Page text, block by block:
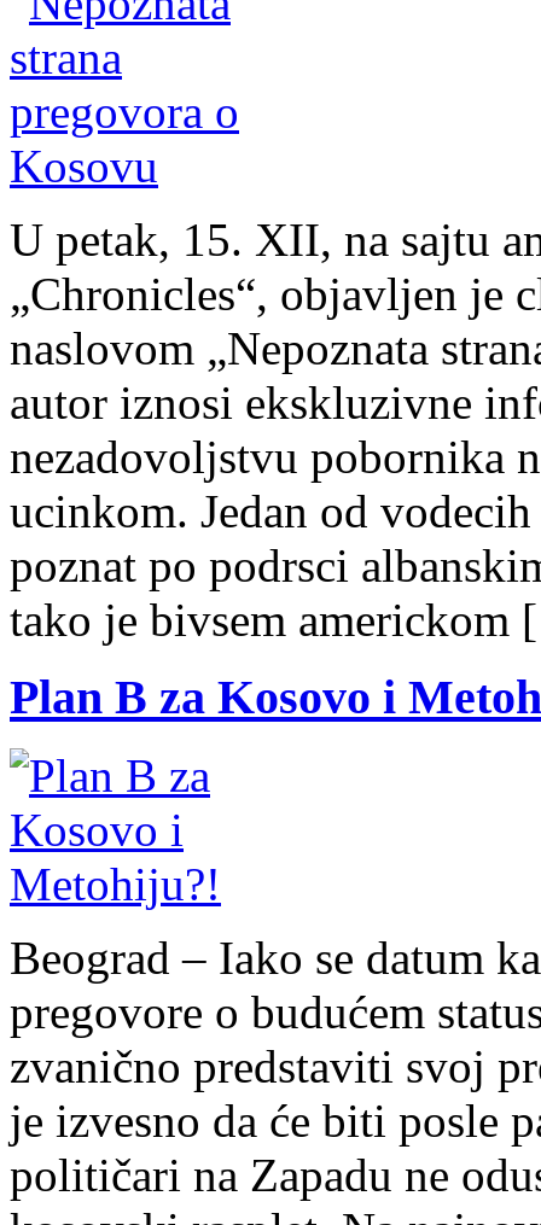
U petak, 15. XII, na sajtu
„Chronicles“, objavljen je
naslovom „Nepoznata
autor iznosi ekskluzivne
nezadovoljstvu pobornika
ucinkom. Jedan od
poznat po podrsci
tako je bivsem
Plan B za Kosovo i
Beograd – Iako se datum
pregovore o budućem
zvanično predstaviti svoj
je izvesno da će biti posle
političari na Zapadu ne